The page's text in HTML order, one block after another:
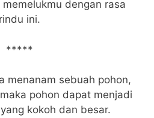
dengan rasa
rindu ini.
*****
menanam sebuah pohon,
pohon dapat menjadi
kokoh dan besar.